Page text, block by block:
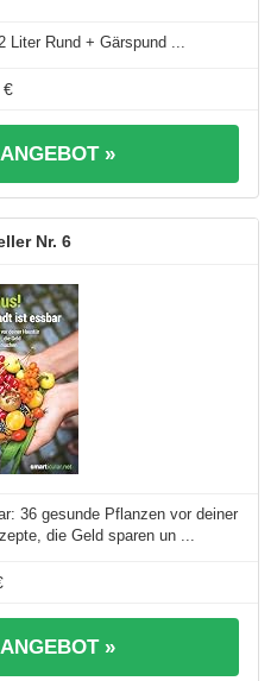
Liter Rund + Gärspund ...
€
»
6
36 gesunde Pflanzen vor deiner
die Geld sparen un ...
»